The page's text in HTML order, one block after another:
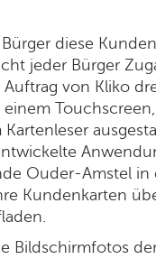
diese
jeder Bürger
von Kliko
Ouder-Amstel in
Kundenkarten
Bildschirmfotos